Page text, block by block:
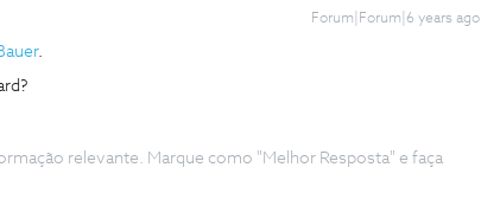
Forum|Forum|6 years ago
.
relevante. Marque como "Melhor Resposta" e faça